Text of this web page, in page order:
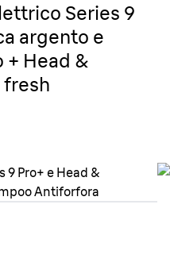
Series 9
argento e
+ Head &
fresh